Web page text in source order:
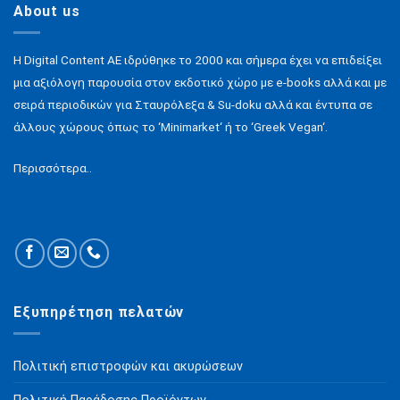
μπορούν
να
επιλεγούν
στη
About us
H Digital Content ΑΕ ιδρύθηκε το 2000 και σήμερα έχει να επιδείξει
μια αξιόλογη παρουσία στον εκδοτικό χώρο με e-books αλλά και με
σειρά περιοδικών για Σταυρόλεξα & Su-doku αλλά και έντυπα σε
άλλους χώρους όπως το ‘Minimarket‘ ή το ‘Greek Vegan‘.
Περισσότερα..
Εξυπηρέτηση πελατών
Πολιτική επιστροφών και ακυρώσεων